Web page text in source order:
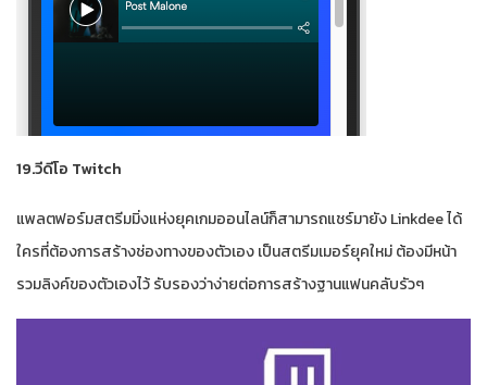
19.วีดีโอ Twitch
แพลตฟอร์มสตรีมมิ่งแห่งยุคเกมออนไลน์ก็สามารถแชร์มายัง Linkdee ได้
ใครที่ต้องการสร้างช่องทางของตัวเอง เป็นสตรีมเมอร์ยุคใหม่ ต้องมีหน้า
รวมลิงค์ของตัวเองไว้ รับรองว่าง่ายต่อการสร้างฐานแฟนคลับรัวๆ